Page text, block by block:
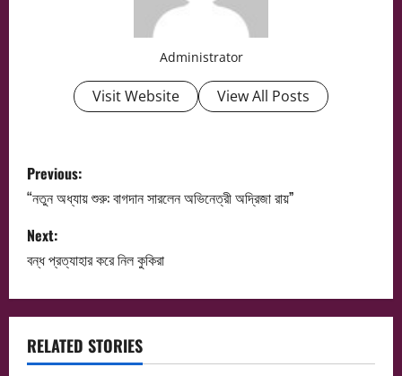
Administrator
Visit Website View All Posts
P
o
s
t
n
a
Previous:
“নতুন অধ্যায় শুরু: বাগদান সারলেন অভিনেত্রী অদ্রিজা রায়”
Next:
বন্‌ধ প্রত্যাহার করে নিল কুকিরা
RELATED STORIES